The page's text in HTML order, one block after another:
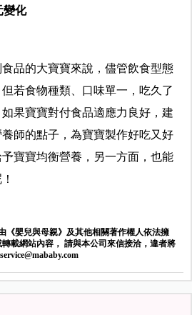
變化
品的大寶寶來說，儘管飲食型態
若食物種類、口味單一，吃久了
果寶寶對付食品適應力良好，建
師的點子，為寶寶製作好吃又好
寶寶均衡營養，另一方面，也能
《嬰兒與母親》及其他相關著作權人依法擁
載網站內容， 請與本公司來信接洽，違者將